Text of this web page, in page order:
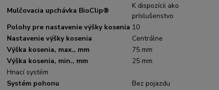
Mulčovacia upchávka BioClip®
K dispozícii ako
príslušenstvo
Polohy pre nastavenie výšky kosenia 10
Nastavenie výšky kosenia
Centrálne
Výška kosenia, max., mm
75 mm
Výška kosenia, min., mm
25 mm
Hnací systém
Systém pohonu
Bez pojazdu